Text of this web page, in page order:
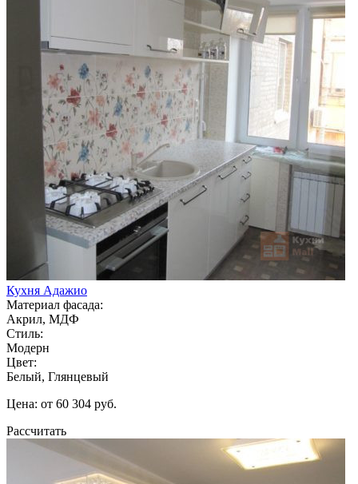
Кухня Адажио
Материал фасада:
Акрил, МДФ
Стиль:
Модерн
Цвет:
Белый, Глянцевый
Цена: от 60 304 руб.
Рассчитать